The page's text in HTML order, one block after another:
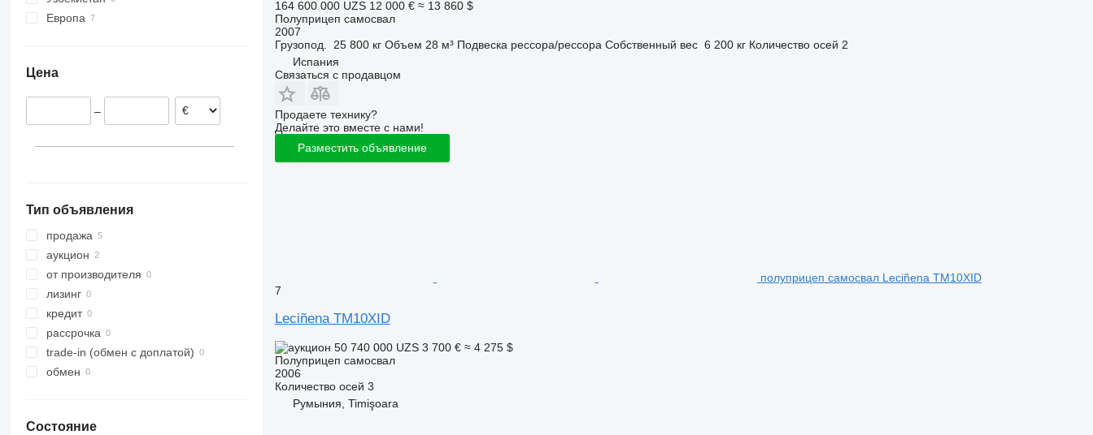
Европа
Бельгия
Цена
–
Тип объявления
продажа
аукцион
от производителя
лизинг
кредит
рассрочка
trade-in (обмен с доплатой)
обмен
Состояние
164 600 000 UZS 12 000 € ≈ 13 860 $
Полуприцеп самосвал
2007
Грузопод.
25 800 кг Объем 28 м³ Подвеска рессора/рессора Собственный вес 6 200 кг Количество осей 2
Испания
Связаться с продавцом
Продаете технику?
Делайте это вместе с нами!
Разместить объявление
полуприцеп самосвал Leciñena TM10XID
7
Leciñena TM10XID
50 740 000 UZS 3 700 € ≈ 4 275 $
Полуприцеп самосвал
2006
Количество осей 3
Румыния, Timişoara